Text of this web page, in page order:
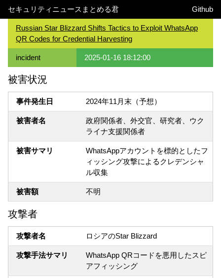
セキュリティニュースまとめる君 Github
Russian Star Blizzard Shifts Tactics to Exploit WhatsApp
QR Codes for Credential Harvesting
incident 2025-01-16 18:12:00
被害状況
事件発生日 2024年11月末（予想）
被害者名
政府関係者、外交官、研究者、ウク
ライナ支援関係者
被害サマリ
WhatsAppアカウントを標的としたフ
ィッシング攻撃によるクレデンシャ
ル収集
被害額 不明
攻撃者
攻撃者名 ロシアのStar Blizzard
攻撃手法サマリ
WhatsApp QRコードを悪用したスピ
アフィッシング